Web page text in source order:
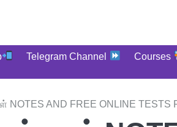
Telegram Channel Courses
NOTES AND FREE ONLINE TESTS